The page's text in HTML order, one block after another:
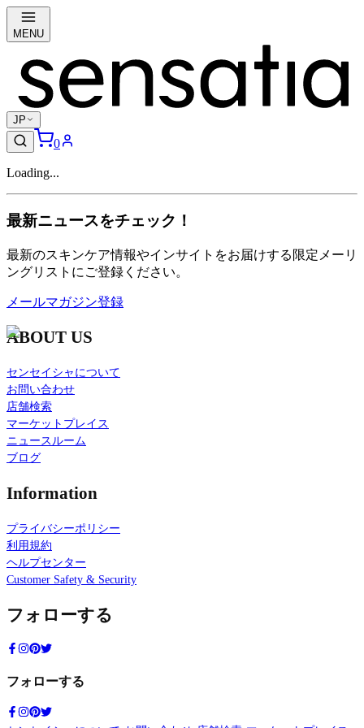
MENU
JP
0
Loading...
最新ニュースをチェック！
最新のスキンケア情報やインサイトをお届けする限定メーリ
ングリストにご登録ください。
メールマガジン登録
ABOUT US
センセイシャについて
お問い合わせ
店舗検索
マーケットプレイス
ニュースルーム
ブログ
Information
プライバシーポリシー
利用規約
ヘルプセンター
Customer Safety & Security
フォローする
フォローする